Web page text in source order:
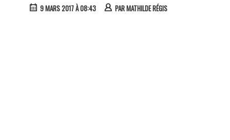
9 MARS 2017 À 08:43 PARMATHILDE RÉGIS